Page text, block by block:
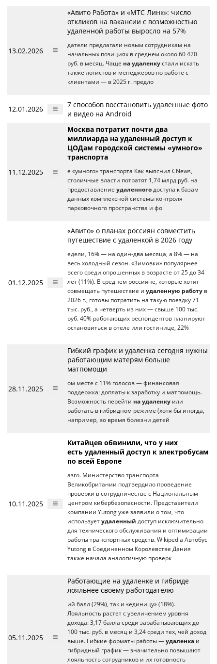
13.02.2026
«Авито Работа» и «МТС Линк»: число
откликов на вакансии с возможностью
удаленной работы выросло на 57%
датели предлагали новым сотрудникам на
начальных позициях в среднем около 60 420
руб. в месяц. Чаще на удаленку стали искать
также логистов и менеджеров по работе с
клиентами — в 2025 г. предло
12.01.2026
7 способов восстановить удаленные фото
и видео на Android
11.12.2025
Москва потратит почти два
миллиарда на удаленный доступ к
ЦОДам городской системы «умного»
транспорта
е «умного» транспорта Как выяснил CNews,
столичные власти потратят 1,74 млрд руб. на
предоставление удаленного доступа к базам
данных комплексной системы контроля
парковочного пространства и фо
01.12.2025
«Авито» о планах россиян совместить
путешествие с удаленкой в 2026 году
едели, 16% — на один-два месяца, а 8% — на
весь холодный сезон. «Зимовки» популярнее
всего среди опрошенных в возрасте от 25 до 34
лет (11%). В среднем россияне, которые хотят
совмещать путешествие и удаленную работу в
2026 г., готовы потратить на такую поездку 71
тыс. руб., а четверть из них — свыше 100 тыс.
руб. 40% работающих респондентов планируют
остановиться в отеле или гостинице, 22%
28.11.2025
Гибкий график и удаленка сегодня нужны
работающим матерям больше
матпомощи
ом месте с 11% голосов — финансовая
поддержка: доплаты к заработку и матпомощь.
Возможность перейти на удаленку или
работать в гибридном режиме (хотя бы иногда,
например, во время болезни детей
10.11.2025
Китайцев обвинили, что у них
есть удаленный доступ к электробусам
по всей Европе
азго. Министерство транспорта
Великобритании подтвердило проведение
проверки в сотрудничестве с Национальным
центром кибербезопасности. Представители
компании Yutong уже заявили о том, что
использует удаленный доступ исключительно
для технического обслуживания и оптимизации
работы транспортных средств. Wikipedia Автобус
Yutong в Соединенном Королевстве Дания
также начала аналогичную проверк
05.11.2025
Работающие на удаленке и гибриде
лояльнее своему работодателю
ий балл (29%), так и «единицу» (18%).
Лояльность растет с увеличением уровня
дохода: 3,17 балла среди зарабатывающих до
100 тыс. руб. в месяц и 3,24 среди тех, чей доход
выше. Гибкие форматы работы — удаленка и
гибридный график — значительно повышают
лояльность сотрудников и их готовность